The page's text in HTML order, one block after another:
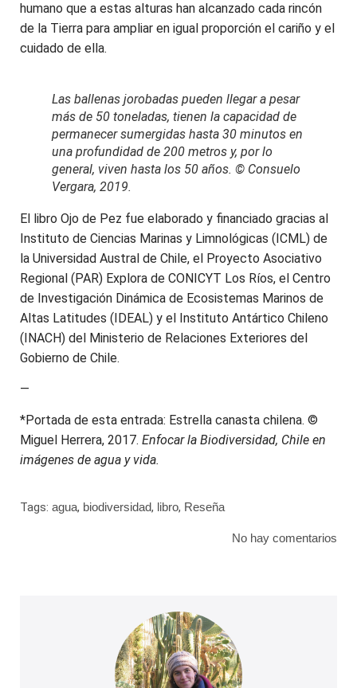
humano que a estas alturas han alcanzado cada rincón
de la Tierra para ampliar en igual proporción el cariño y el
cuidado de ella.
Las ballenas jorobadas pueden llegar a pesar
más de 50 toneladas, tienen la capacidad de
permanecer sumergidas hasta 30 minutos en
una profundidad de 200 metros y, por lo
general, viven hasta los 50 años. © Consuelo
Vergara, 2019.
El libro Ojo de Pez fue elaborado y financiado gracias al
Instituto de Ciencias Marinas y Limnológicas (ICML) de
la Universidad Austral de Chile, el Proyecto Asociativo
Regional (PAR) Explora de CONICYT Los Ríos, el Centro
de Investigación Dinámica de Ecosistemas Marinos de
Altas Latitudes (IDEAL) y el Instituto Antártico Chileno
(INACH) del Ministerio de Relaciones Exteriores del
Gobierno de Chile.
—
*Portada de esta entrada: Estrella canasta chilena. ©
Miguel Herrera, 2017. Enfocar la Biodiversidad, Chile en
imágenes de agua y vida.
Tags: agua, biodiversidad, libro, Reseña
No hay comentarios